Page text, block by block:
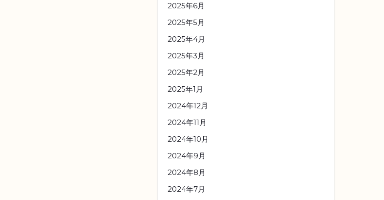
2025年6月
2025年5月
2025年4月
2025年3月
2025年2月
2025年1月
2024年12月
2024年11月
2024年10月
2024年9月
2024年8月
2024年7月